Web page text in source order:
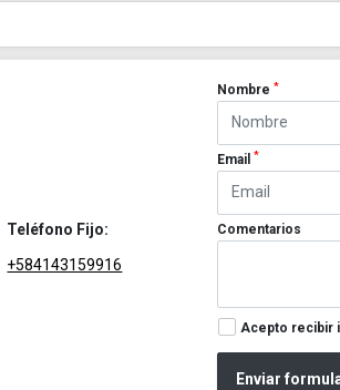
Teléfono Fijo:
+584143159916
Nombre*
Email*
Comentarios
Acepto recibir
Enviar